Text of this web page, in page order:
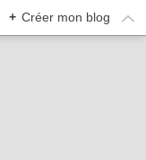
+ Créer mon blog